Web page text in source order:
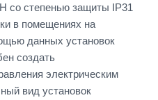
степенью защиты IP31
в помещениях на
данных установок
создать
электрическим
вид установок